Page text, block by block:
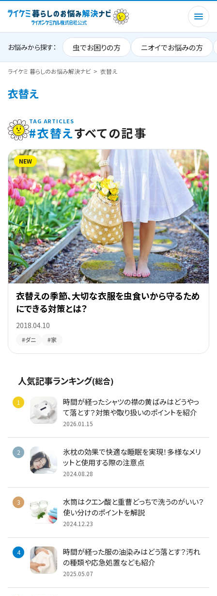
お悩みから探す： 虫でお困りの方 ニオイでお悩みの方
ライケミ 暮らしのお悩み解決ナビ 衣替え
衣替え
TAG ARTICLES
#衣替えすべての記事
NEW
2018.04.10
衣替えの季節、大切な衣服を虫食いから守るため
にできる対策とは？
#ダニ #家
人気記事ランキング(総合)
時間が経ったシャツの襟の黄ばみはどうやっ
て落とす？対策や取り扱いのポイントを紹介
2026.01.15
氷枕の効果で快適な睡眠を実現！多様なメリ
ットと使用する際の注意点
2024.08.28
水筒はクエン酸と重曹どっちで洗うのがいい？
使い分けのポイントを解説
2024.12.23
時間が経った服の油染みはどう落とす？汚れ
の種類や応急処置なども紹介
2025.05.07